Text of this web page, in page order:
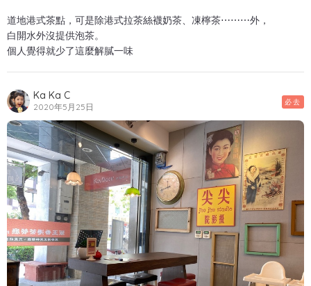
道地港式茶點，可是除港式拉茶絲襪奶茶、凍檸茶⋯⋯⋯外，
白開水外沒提供泡茶。
個人覺得就少了這麼解膩一味
Ka Ka C
2020年5月25日 必去